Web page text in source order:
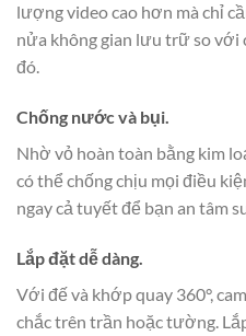
lượng video cao hơn mà chỉ
nửa không gian lưu trữ so
đó.
Chống nước và bụi.
Nhờ vỏ hoàn toàn bằng kim
có thể chống chịu mọi điều
ngay cả tuyết để bạn an tâm
Lắp đặt dễ dàng.
Với đế và khớp quay 360°,
chắc trên trần hoặc tường.